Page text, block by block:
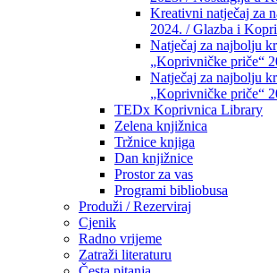
Kreativni natječaj za
2024. / Glazba i
Natječaj za najbolju
„Koprivničke priče“
Natječaj za najbolju
„Koprivničke priče“
TEDx Koprivnica Library
Zelena knjižnica
Tržnice knjiga
Dan knjižnice
Prostor za vas
Programi bibliobusa
Produži / Rezerviraj
Cjenik
Radno vrijeme
Zatraži literaturu